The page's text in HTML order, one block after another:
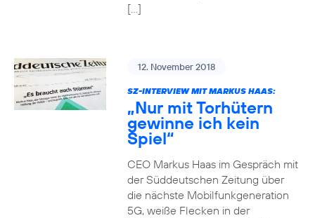
[…]
12. November 2018
SZ-INTERVIEW MIT MARKUS HAAS:
„Nur mit Torhütern
gewinne ich kein
Spiel“
CEO Markus Haas im Gespräch mit
der Süddeutschen Zeitung über
die nächste Mobilfunkgeneration
5G, weiße Flecken in der